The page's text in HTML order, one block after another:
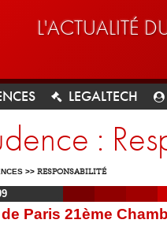
L'ACTUALITÉ
LEGALTECH
:
>> RESPONSABILITÉ
Paris 21ème